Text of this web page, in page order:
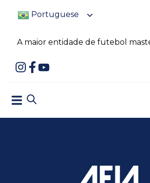
Portuguese
A maior entidade de futebol